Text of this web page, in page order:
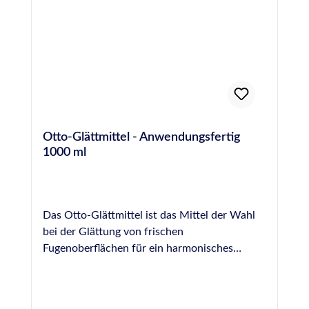
Otto-Glättmittel - Anwendungsfertig
1000 ml
Das Otto-Glättmittel ist das Mittel der Wahl
bei der Glättung von frischen
Fugenoberflächen für ein harmonisches